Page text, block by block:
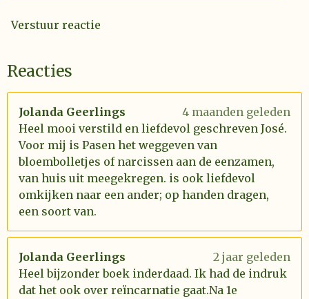
Verstuur reactie
Reacties
Jolanda Geerlings
4 maanden geleden
Heel mooi verstild en liefdevol geschreven José.
Voor mij is Pasen het weggeven van
bloembolletjes of narcissen aan de eenzamen,
van huis uit meegekregen. is ook liefdevol
omkijken naar een ander; op handen dragen,
een soort van.
Jolanda Geerlings
2 jaar geleden
Heel bijzonder boek inderdaad. Ik had de indruk
dat het ook over reïncarnatie gaat.Na 1e